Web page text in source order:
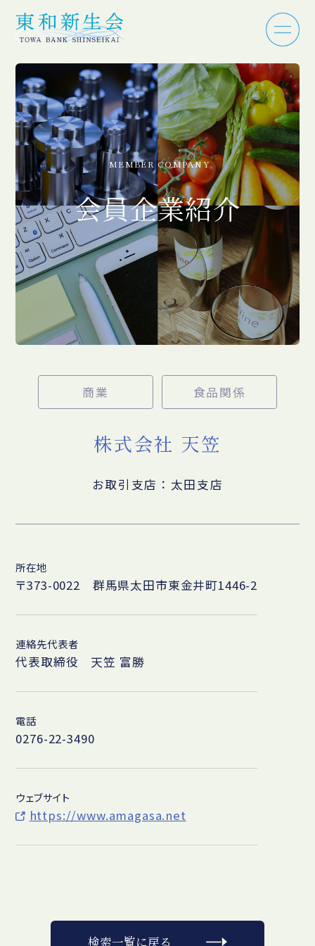
MEMBER COMPANY
会員企業紹介
商業 食品関係
株式会社 天笠
お取引支店：太田支店
所在地
〒373-0022 群馬県太田市東金井町1446-2
連絡先代表者
代表取締役 天笠 富勝
電話
0276-22-3490
ウェブサイト
https://www.amagasa.net
検索一覧に戻る